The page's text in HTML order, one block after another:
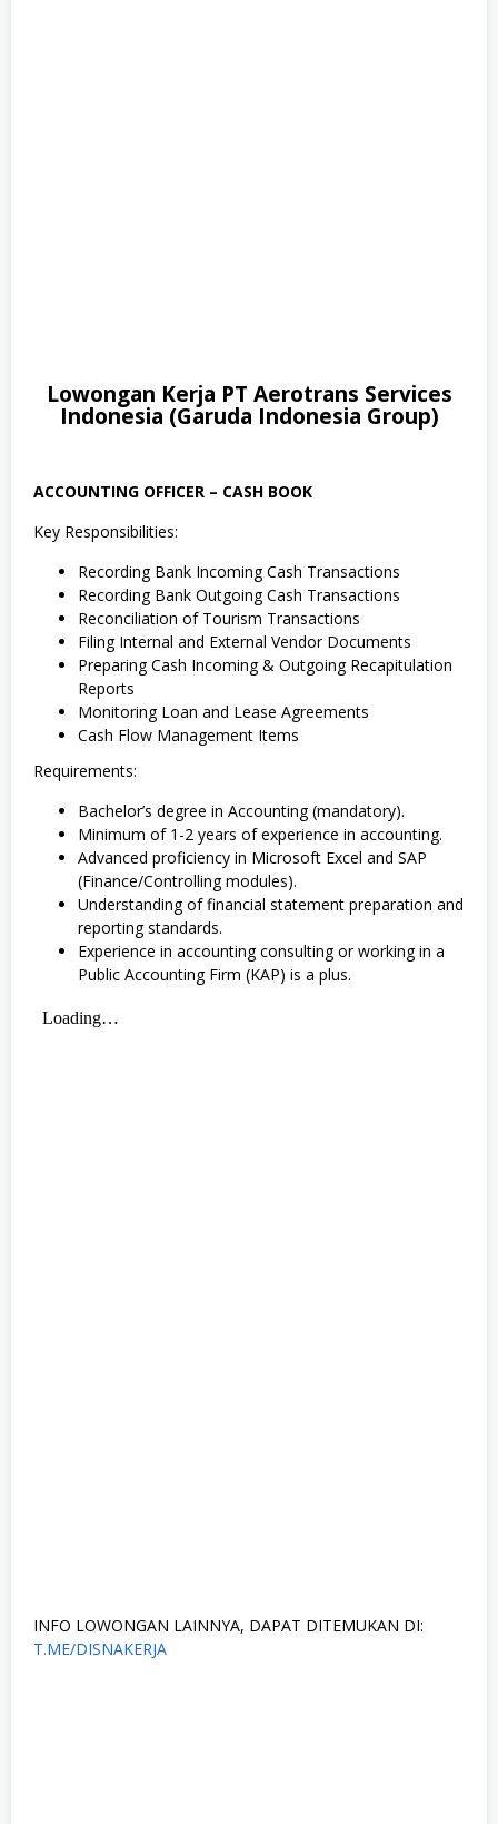
Lowongan Kerja PT Aerotrans Services
Indonesia (Garuda Indonesia Group)
ACCOUNTING OFFICER – CASH BOOK
Key Responsibilities:
Recording Bank Incoming Cash Transactions
Recording Bank Outgoing Cash Transactions
Reconciliation of Tourism Transactions
Filing Internal and External Vendor Documents
Preparing Cash Incoming & Outgoing Recapitulation
Reports
Monitoring Loan and Lease Agreements
Cash Flow Management Items
Requirements:
Bachelor’s degree in Accounting (mandatory).
Minimum of 1-2 years of experience in accounting.
Advanced proficiency in Microsoft Excel and SAP
(Finance/Controlling modules).
Understanding of financial statement preparation and
reporting standards.
Experience in accounting consulting or working in a
Public Accounting Firm (KAP) is a plus.
INFO LOWONGAN LAINNYA, DAPAT DITEMUKAN DI:
T.ME/DISNAKERJA